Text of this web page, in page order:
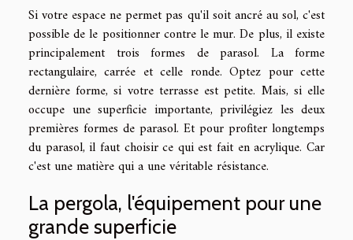
Si votre espace ne permet pas qu'il soit ancré au sol, c'est
possible de le positionner contre le mur. De plus, il existe
principalement trois formes de parasol. La forme
rectangulaire, carrée et celle ronde. Optez pour cette
dernière forme, si votre terrasse est petite. Mais, si elle
occupe une superficie importante, privilégiez les deux
premières formes de parasol. Et pour profiter longtemps
du parasol, il faut choisir ce qui est fait en acrylique. Car
c'est une matière qui a une véritable résistance.
La pergola, l'équipement pour une
grande superficie